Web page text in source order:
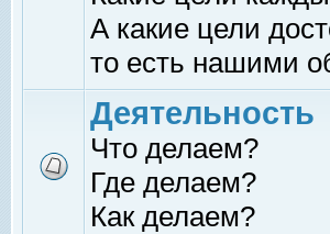
А какие цели
то есть нашими
Деятельность
Что делаем?
Где делаем?
Как делаем?